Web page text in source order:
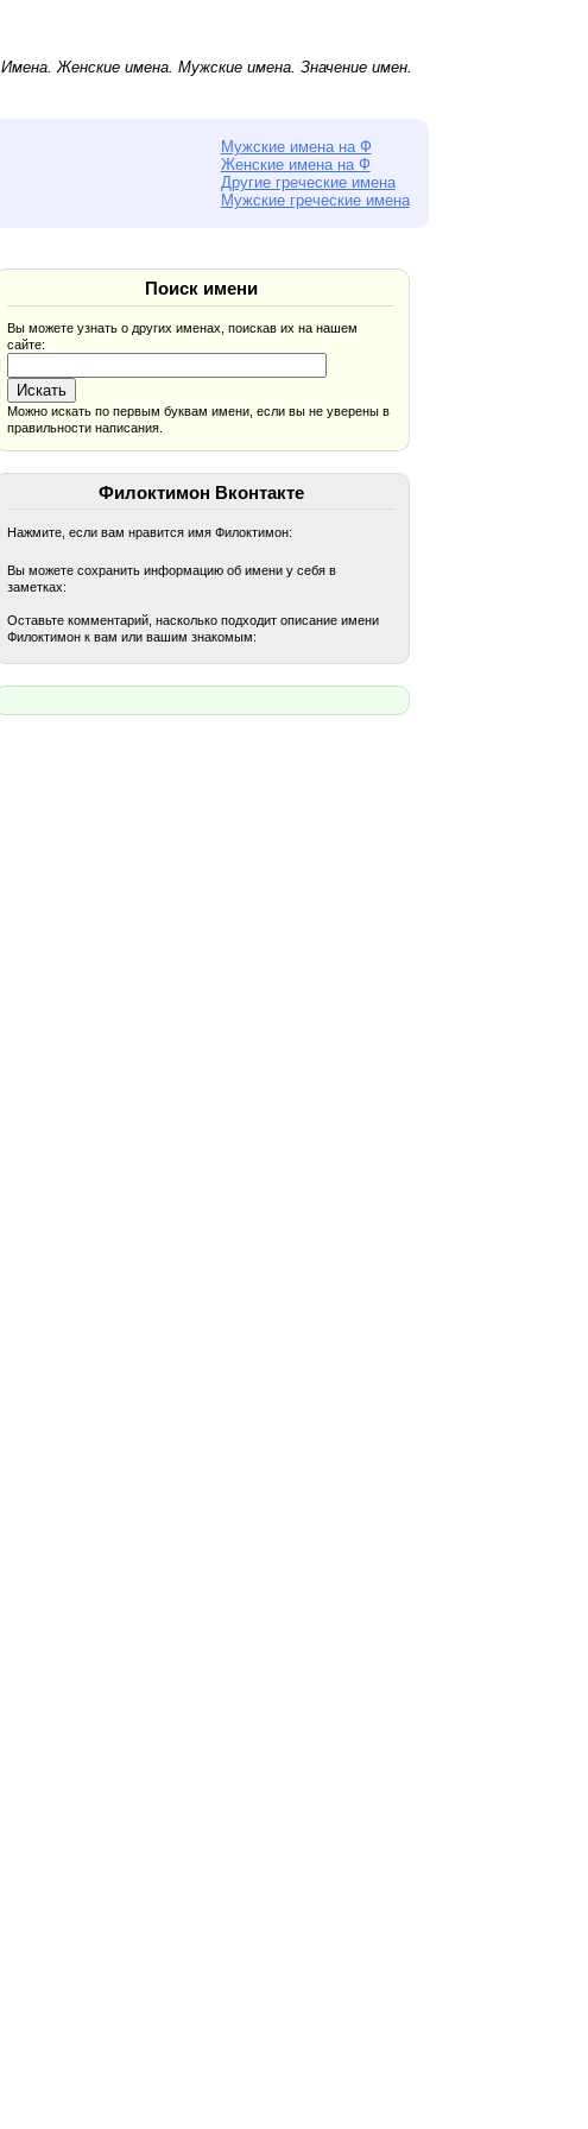
Имена.Женские имена.Мужские имена. Значение имен.
Мужские имена на Ф
Женские имена на Ф
Другие греческие имена
Мужские греческие имена
Поиск имени
Вы можете узнать о других именах, поискав их на нашем
сайте:
Можно искать по первым буквам имени, если вы не уверены в
правильности написания.
Филоктимон Вконтакте
Нажмите, если вам нравится имя Филоктимон:
Вы можете сохранить информацию об имени у себя в
заметках:
Оставьте комментарий, насколько подходит описание имени
Филоктимон к вам или вашим знакомым: